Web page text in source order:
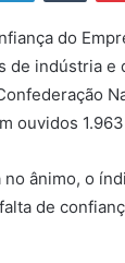
do
de indústria e
ouvidos
no ânimo, o
de